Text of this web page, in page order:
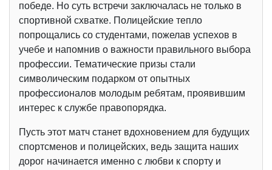
победе. Но суть встречи заключалась не только в
спортивной схватке. Полицейские тепло
попрощались со студентами, пожелав успехов в
учебе и напомнив о важности правильного выбора
профессии. Тематические призы стали
символическим подарком от опытных
профессионалов молодым ребятам, проявившим
интерес к службе правопорядка.
Пусть этот матч станет вдохновением для будущих
спортсменов и полицейских, ведь защита наших
дорог начинается именно с любви к спорту и